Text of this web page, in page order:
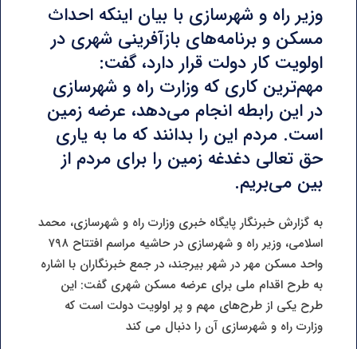
وزیر راه و شهرسازی با بیان اینکه احداث
مسکن و برنامه‌های بازآفرینی شهری در
اولویت کار دولت قرار دارد، گفت:
مهم‌ترین کاری که وزارت راه و شهرسازی
در این رابطه انجام می‌دهد، عرضه زمین
است. مردم این را بدانند که ما به یاری
حق تعالی دغدغه زمین را برای مردم از
بین می‌بریم.
به گزارش خبرنگار پایگاه خبری وزارت راه و شهرسازی، محمد
اسلامی، وزیر راه و شهرسازی در حاشیه مراسم افتتاح ۷۹۸
واحد مسکن مهر در شهر بیرجند، در جمع خبرنگاران با اشاره
به طرح اقدام ملی برای عرضه مسکن شهری گفت: این
طرح یکی از طرح‌های مهم و پر اولویت دولت است که
وزارت راه و شهرسازی آن را دنبال می کند